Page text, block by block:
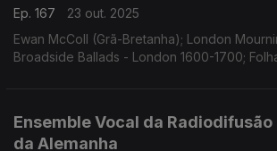
Ep. 167
23 out. 2025
Ewan McColl (Grã-Bretanha); London
Broadside Ballads - London 1600-1700;
Ensemble Vocal da
da Alemanha